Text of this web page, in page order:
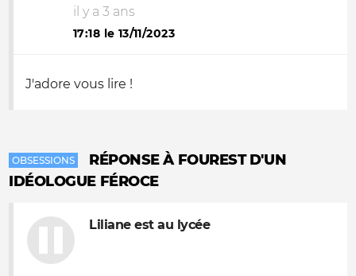
il y a 3 ans
17:18 le 13/11/2023
J'adore vous lire !
OBSESSIONS
RÉPONSE À FOUREST D'UN
IDÉOLOGUE FÉROCE
Liliane est au lycée